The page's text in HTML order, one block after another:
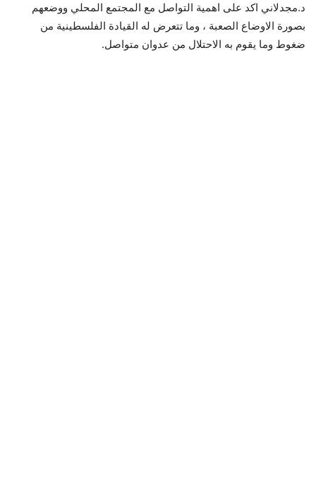
د.مجدلاني اكد على اهمية التواصل مع المجتمع المحلي ووضعهم
بصورة الاوضاع الصعبة ، وما تتعرض له القيادة الفلسطينية من
ضغوط وما يقوم به الاحتلال من عدوان متواصل.